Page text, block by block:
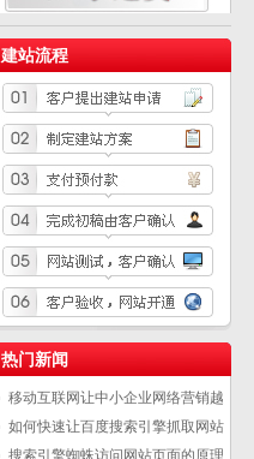
建站流程
热门新闻
移动互联网让中小企业网络营销越
如何快速让百度搜索引擎抓取网站
搜索引擎蜘蛛访问网站页面的原理